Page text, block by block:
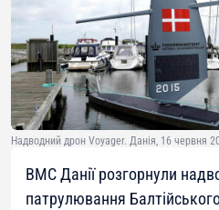
Надводний дрон Voyager. Данія, 16 червня
ВМС Данії розгорнули
патрулювання